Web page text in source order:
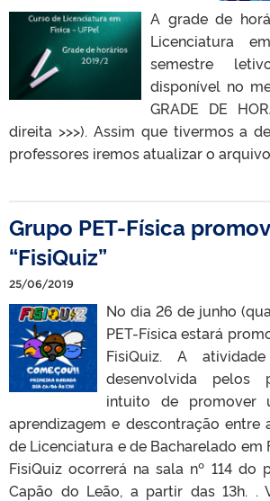
A grade de
Licenciatura
semestre
disponível no
GRADE DE
direita >>>). Assim que tivermos a
professores iremos atualizar o
Grupo PET-Física
“FisiQuiz”
25/06/2019
No dia 26 de junho
PET-Física estará
FisiQuiz. A
desenvolvida pelos
intuito de promover
aprendizagem e descontração entre
de Licenciatura e de Bacharelado em
FisiQuiz ocorrerá na sala nº 114 do
Capão do Leão, a partir das 13h. .